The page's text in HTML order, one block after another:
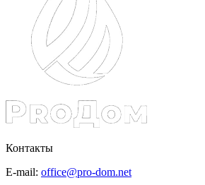
Контакты
E-mail: office@pro-dom.net